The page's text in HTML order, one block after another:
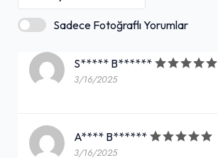
Sadece Fotoğraflı Yorumlar
S***** B******
3/16/2025
A**** B******
3/16/2025